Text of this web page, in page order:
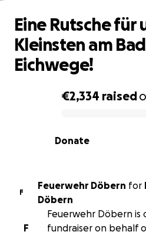
0% complete
€2,334 raised
Donate
Eine Rutsche für
Kleinsten am
Eichwege!
F
Feuerwehr Döbern for
Döbern
F
Feuerwehr Döbern is
fundraiser on behalf